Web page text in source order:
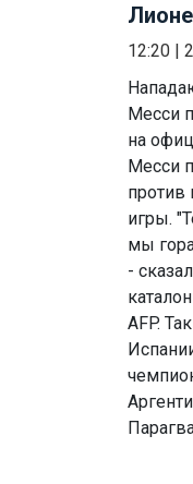
12:20
Месси
на
Месси
против
игры.
мы
-
AFP.